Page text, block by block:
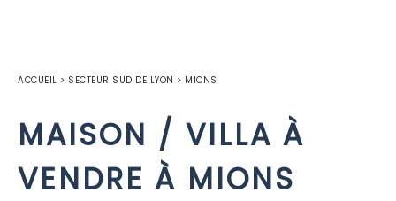
ACCUEIL > SECTEUR SUD DE LYON > MIONS
MAISON / VILLA À
VENDRE À MIONS